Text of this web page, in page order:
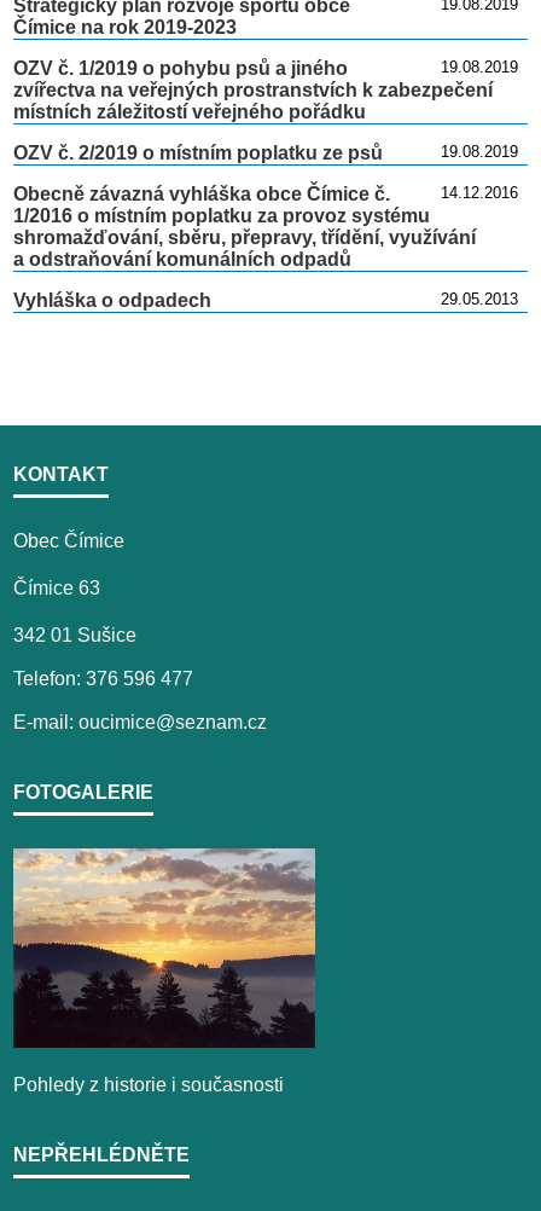
19.08.2019
Strategický plán rozvoje sportu obce
Čímice na rok 2019-2023
19.08.2019
OZV č. 1/2019 o pohybu psů a jiného
zvířectva na veřejných prostranstvích k zabezpečení
místních záležitostí veřejného pořádku
19.08.2019
OZV č. 2/2019 o místním poplatku ze psů
14.12.2016
Obecně závazná vyhláška obce Čímice č.
1/2016 o místním poplatku za provoz systému
shromažďování, sběru, přepravy, třídění, využívání
a odstraňování komunálních odpadů
29.05.2013
Vyhláška o odpadech
KONTAKT
Obec Čímice
Čímice 63
342 01 Sušice
Telefon: 376 596 477
E-mail: oucimice@seznam.cz
FOTOGALERIE
Pohledy z historie i současnosti
NEPŘEHLÉDNĚTE